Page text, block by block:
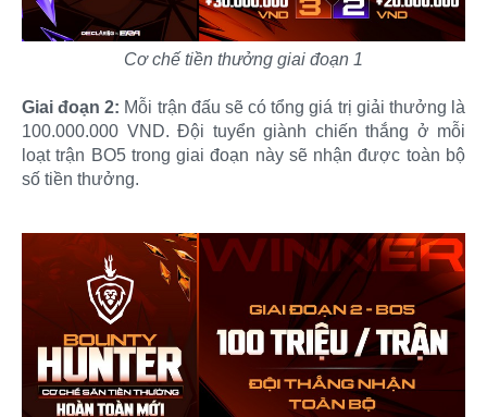
Cơ chế tiền thưởng giai đoạn 1
Giai đoạn 2: Mỗi trận đấu sẽ có tổng giá trị giải thưởng là
100.000.000 VND. Đội tuyển giành chiến thắng ở mỗi
loạt trận BO5 trong giai đoạn này sẽ nhận được toàn bộ
số tiền thưởng.